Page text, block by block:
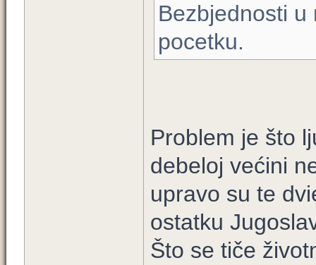
Bezbjednosti
pocetku.
Problem je što
debeloj većini
upravo su te
ostatku
Što se tiče